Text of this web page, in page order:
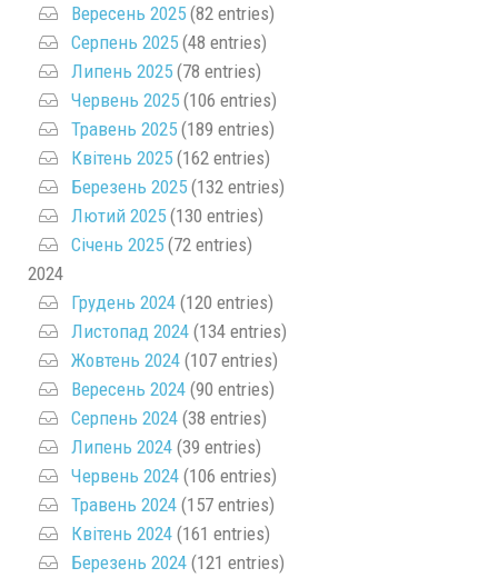
Вересень 2025 (82 entries)
Серпень 2025 (48 entries)
Липень 2025 (78 entries)
Червень 2025 (106 entries)
Травень 2025 (189 entries)
Квітень 2025 (162 entries)
Березень 2025 (132 entries)
Лютий 2025 (130 entries)
Січень 2025 (72 entries)
2024
Грудень 2024 (120 entries)
Листопад 2024 (134 entries)
Жовтень 2024 (107 entries)
Вересень 2024 (90 entries)
Серпень 2024 (38 entries)
Липень 2024 (39 entries)
Червень 2024 (106 entries)
Травень 2024 (157 entries)
Квітень 2024 (161 entries)
Березень 2024 (121 entries)